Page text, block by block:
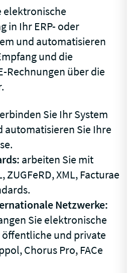
elektronische
in Ihr ERP- oder
und automatisieren
und die
Rechnungen über die
Sie Ihr System
automatisieren Sie Ihre
arbeiten Sie mit
ZUGFeRD, XML, Facturae
Netzwerke:
Sie elektronische
und private
Chorus Pro, FACe